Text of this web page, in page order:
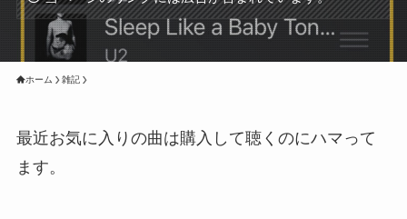
ホーム 雑記
最近お気に入りの曲は購入して聴くのにハマって
ます。